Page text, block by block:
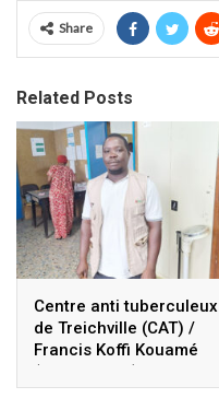
Share
Related Posts
Centre anti tuberculeux
de Treichville (CAT) /
Francis Koffi Kouamé
(Superviseur) : « Le
dépistage précoce,